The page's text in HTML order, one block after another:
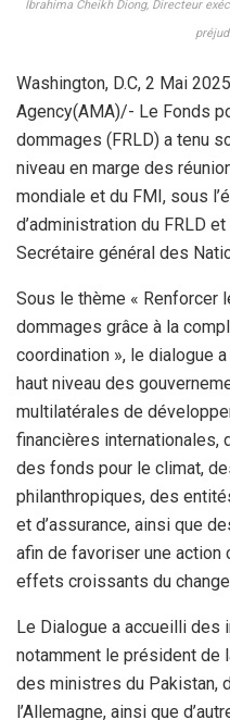
Ibrahima Cheikh Diong, Directeur
Washington, D.C, 2 Mai
Agency(AMA)/- Le Fonds
dommages (FRLD) a tenu
niveau en marge des
mondiale et du FMI, sous
d’administration du FRLD
Secrétaire général des
Sous le thème « Renforcer
dommages grâce à la
coordination », le dialogue
haut niveau des
multilatérales de
financières internationales,
des fonds pour le climat,
philanthropiques, des
et d’assurance, ainsi que
afin de favoriser une action
effets croissants du
Le Dialogue a accueilli des
notamment le président de
des ministres du Pakistan,
l’Allemagne, ainsi que